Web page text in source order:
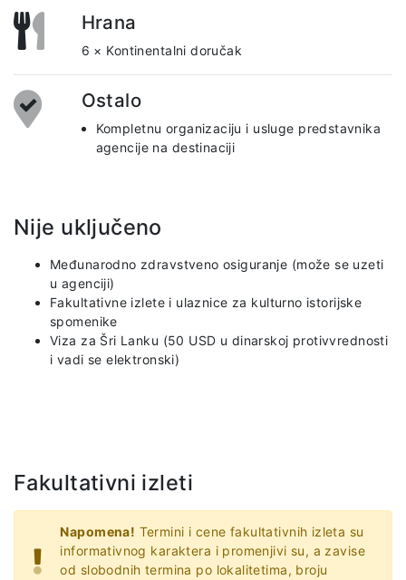
Hrana
6 × Kontinentalni doručak
Ostalo
Kompletnu organizaciju i usluge predstavnika
agencije na destinaciji
Nije uključeno
Međunarodno zdravstveno osiguranje (može se uzeti
u agenciji)
Fakultativne izlete i ulaznice za kulturno istorijske
spomenike
Viza za Šri Lanku (50 USD u dinarskoj protivvrednosti
i vadi se elektronski)
Fakultativni izleti
Napomena! Termini i cene fakultativnih izleta su
informativnog karaktera i promenjivi su, a zavise
od slobodnih termina po lokalitetima, broju